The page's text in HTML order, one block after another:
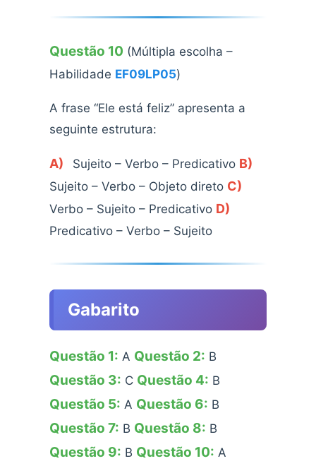
Questão 10 (Múltipla escolha –
Habilidade EF09LP05)
A frase “Ele está feliz” apresenta a
seguinte estrutura:
A) Sujeito – Verbo – Predicativo B)
Sujeito – Verbo – Objeto direto C)
Verbo – Sujeito – Predicativo D)
Predicativo – Verbo – Sujeito
Gabarito
Questão 1: A Questão 2: B
Questão 3: C Questão 4: B
Questão 5: A Questão 6: B
Questão 7: B Questão 8: B
Questão 9: B Questão 10: A